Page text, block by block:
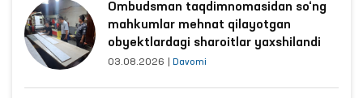
Ombudsman taqdimnomasidan so‘ng
mahkumlar mehnat qilayotgan
obyektlardagi sharoitlar yaxshilandi
03.08.2026 Davomi